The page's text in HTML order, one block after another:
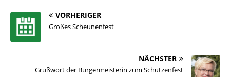
VORHERIGER
Großes Scheunenfest
NÄCHSTER
Grußwort der Bürgermeisterin zum Schützenfest